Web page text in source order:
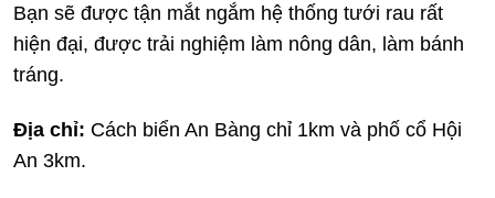
Bạn sẽ được tận mắt ngắm hệ thống tưới rau rất
hiện đại, được trải nghiệm làm nông dân, làm bánh
tráng.
Địa chỉ: Cách biển An Bàng chỉ 1km và phố cổ Hội
An 3km.